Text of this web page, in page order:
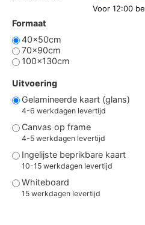
Formaat
40x50cm
70x90cm
100x130cm
Uitvoering
Gelamineerde kaart (glans)
4-6 werkdagen levertijd
Canvas op frame
4-5 werkdagen levertijd
Ingelijste beprikbare kaart
10-15 werkdagen levertijd
Whiteboard
15 werkdagen levertijd